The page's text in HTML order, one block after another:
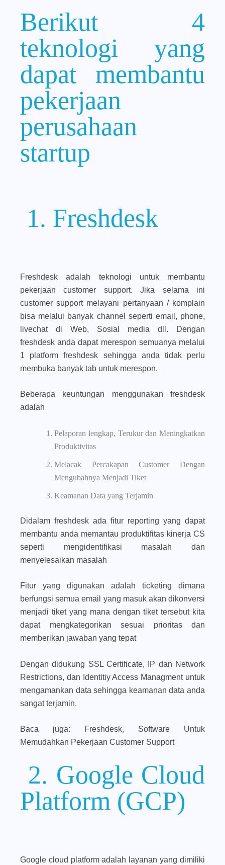
Berikut 4
teknologi yang
dapat membantu
pekerjaan
perusahaan
startup
1. Freshdesk
Freshdesk adalah teknologi untuk membantu
pekerjaan customer support. Jika selama ini
customer support melayani pertanyaan / komplain
bisa melalui banyak channel seperti email, phone,
livechat di Web, Sosial media dll. Dengan
freshdesk anda dapat merespon semuanya melalui
1 platform freshdesk sehingga anda tidak perlu
membuka banyak tab untuk merespon.
Beberapa keuntungan menggunakan freshdesk
adalah
Pelaporan lengkap, Terukur dan Meningkatkan
Produktivitas
Melacak Percakapan Customer Dengan
Mengubahnya Menjadi Tiket
Keamanan Data yang Terjamin
Didalam freshdesk ada fitur reporting yang dapat
membantu anda memantau produktifitas kinerja CS
seperti mengidentifikasi masalah dan
menyelesaikan masalah
Fitur yang digunakan adalah ticketing dimana
berfungsi semua email yang masuk akan dikonversi
menjadi tiket yang mana dengan tiket tersebut kita
dapat mengkategorikan sesuai prioritas dan
memberikan jawaban yang tepat
Dengan didukung SSL Certificate, IP dan Network
Restrictions, dan Identitiy Access Managment untuk
mengamankan data sehingga keamanan data anda
sangat terjamin.
Baca juga: Freshdesk, Software Untuk
Memudahkan Pekerjaan Customer Support
2. Google Cloud
Platform (GCP)
Google cloud platform adalah layanan yang dimiliki